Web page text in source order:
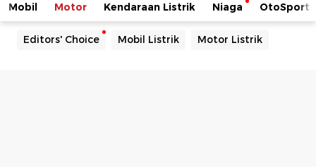
Mobil Motor Kendaraan Listrik Niaga OtoSport
Editors' Choice Mobil Listrik Motor Listrik